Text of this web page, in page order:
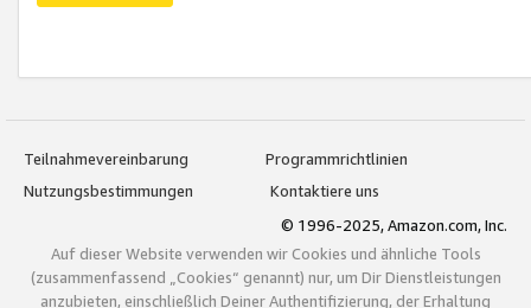
Teilnahmevereinbarung
Programmrichtlinien
Nutzungsbestimmungen
Kontaktiere uns
© 1996-2025, Amazon.com, Inc.
Auf dieser Website verwenden wir Cookies und ähnliche Tools
(zusammenfassend „Cookies“ genannt) nur, um Dir Dienstleistungen
anzubieten, einschließlich Deiner Authentifizierung, der Erhaltung